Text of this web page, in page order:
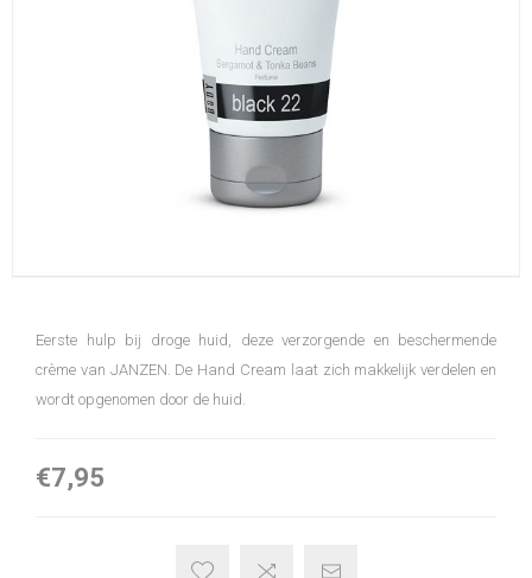
Eerste hulp bij droge huid, deze verzorgende en beschermende
crème van JANZEN. De Hand Cream laat zich makkelijk verdelen en
wordt opgenomen door de huid.
€7,95